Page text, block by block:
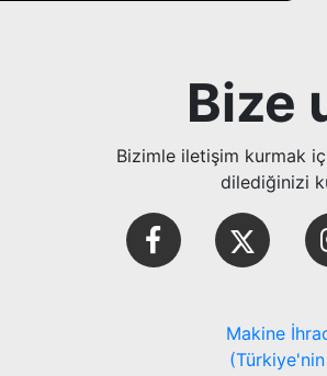
Bize
Bizimle iletişim kurmak
dilediğinizi
Makine